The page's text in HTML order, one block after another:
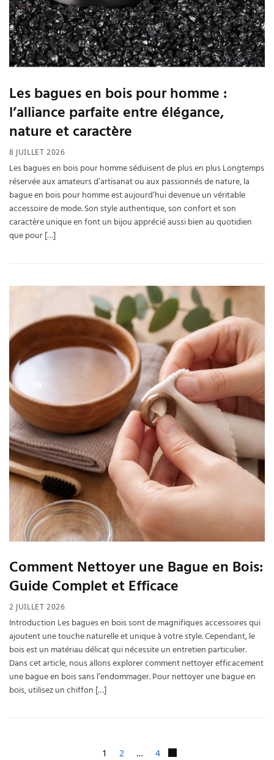
Les bagues en bois pour homme :
l’alliance parfaite entre élégance,
nature et caractère
8 JUILLET 2026
Les bagues en bois pour homme séduisent de plus en plus Longtemps
réservée aux amateurs d’artisanat ou aux passionnés de nature, la
bague en bois pour homme est aujourd’hui devenue un véritable
accessoire de mode. Son style authentique, son confort et son
caractère unique en font un bijou apprécié aussi bien au quotidien
que pour […]
Comment Nettoyer une Bague en Bois:
Guide Complet et Efficace
2 JUILLET 2026
Introduction Les bagues en bois sont de magnifiques accessoires qui
ajoutent une touche naturelle et unique à votre style. Cependant, le
bois est un matériau délicat qui nécessite un entretien particulier.
Dans cet article, nous allons explorer comment nettoyer efficacement
une bague en bois sans l’endommager. Pour nettoyer une bague en
bois, utilisez un chiffon […]
1 2 … 4